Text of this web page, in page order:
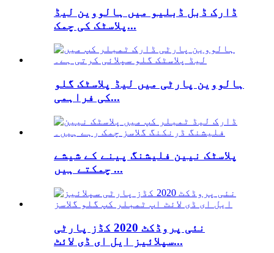
ڈارک ڈبل ڈبلیو میں ہالووین لیڈ
پلاسٹک کی چمک...
ہالووین پارٹی میں لیڈ پلاسٹک گلو
کی فراہمی...
پلاسٹک نیین فلیشنگ پینے کے شیشے
چمکتے ہیں ...
نئی پروڈکٹ 2020 کڈز پارٹی
سپلائیز ایل ای ڈی لائٹ...